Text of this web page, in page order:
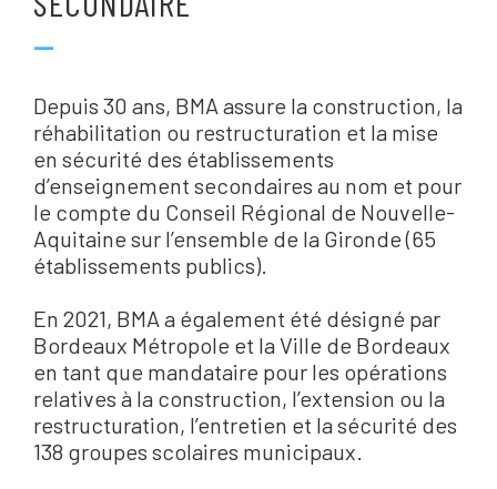
—
Depuis 30 ans, BMA assure la construction, la
réhabilitation ou restructuration et la mise
en sécurité des établissements
d’enseignement secondaires au nom et pour
le compte du Conseil Régional de Nouvelle-
Aquitaine sur l’ensemble de la Gironde (65
établissements publics).
En 2021, BMA a également été désigné par
Bordeaux Métropole et la Ville de Bordeaux
en tant que mandataire pour les opérations
relatives à la construction, l’extension ou la
restructuration, l’entretien et la sécurité des
138 groupes scolaires municipaux.